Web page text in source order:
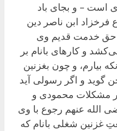
است – و بجای باد
ابن ناصر دین
و حق خدمت قدیم وی
و کارهای بانام بر
بیارم، و چون بغزنین
گوید و اگر رسولی آید
مشکلات محمودی و
الله عنهم رجوع با وی
غزنین شغلى بانام که